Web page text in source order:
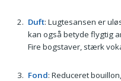
Duft: Lugtesansen er
kan også betyde flygtig
Fire bogstaver, stærk
Fond: Reduceret